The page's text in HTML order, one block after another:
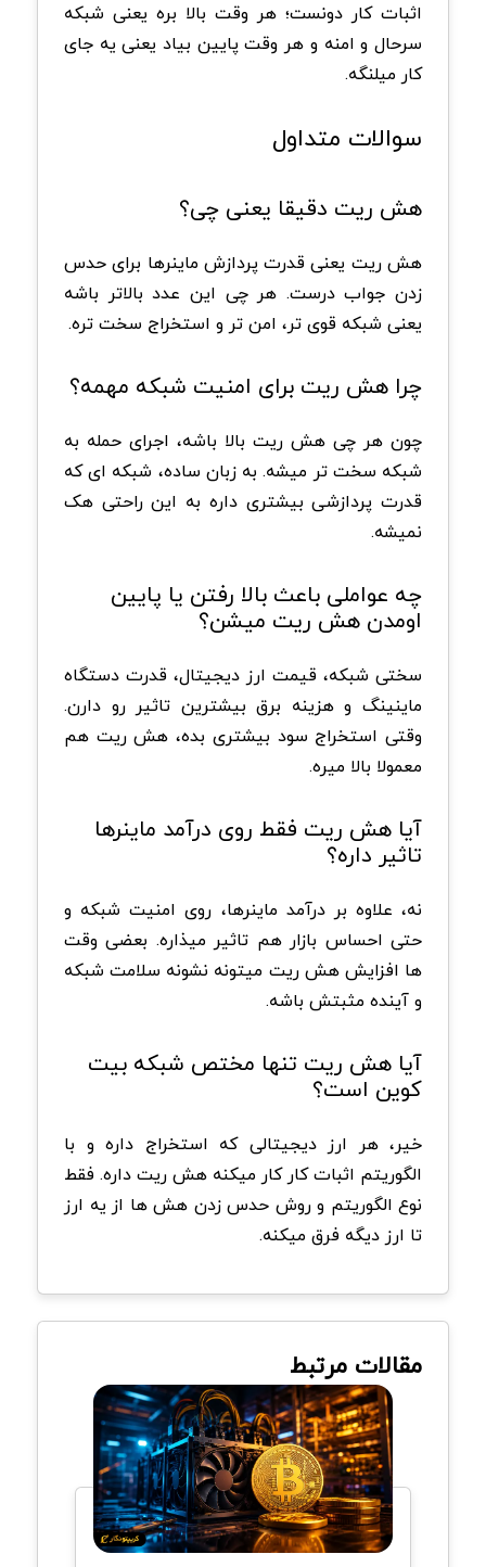
اثبات کار دونست؛ هر وقت بالا بره یعنی شبکه
سرحال و امنه و هر وقت پایین بیاد یعنی یه جای
کار میلنگه.
سوالات متداول
هش ریت دقیقا یعنی چی؟
هش ریت یعنی قدرت پردازش ماینرها برای حدس
زدن جواب درست. هر چی این عدد بالاتر باشه
یعنی شبکه قوی تر، امن تر و استخراج سخت تره.
چرا هش ریت برای امنیت شبکه مهمه؟
چون هر چی هش ریت بالا باشه، اجرای حمله به
شبکه سخت تر میشه. به زبان ساده، شبکه ای که
قدرت پردازشی بیشتری داره به این راحتی هک
نمیشه.
چه عواملی باعث بالا رفتن یا پایین
اومدن هش ریت میشن؟
سختی شبکه، قیمت ارز دیجیتال، قدرت دستگاه
ماینینگ و هزینه برق بیشترین تاثیر رو دارن.
وقتی استخراج سود بیشتری بده، هش ریت هم
معمولا بالا میره.
آیا هش ریت فقط روی درآمد ماینرها
تاثیر داره؟
نه، علاوه بر درآمد ماینرها، روی امنیت شبکه و
حتی احساس بازار هم تاثیر میذاره. بعضی وقت
ها افزایش هش ریت میتونه نشونه سلامت شبکه
و آینده مثبتش باشه.
آیا هش ریت تنها مختص شبکه بیت
کوین است؟
خیر، هر ارز دیجیتالی که استخراج داره و با
الگوریتم اثبات کار کار ميکنه هش ریت داره. فقط
نوع الگوریتم و روش حدس زدن هش ها از یه ارز
تا ارز دیگه فرق ميکنه.
مقالات مرتبط